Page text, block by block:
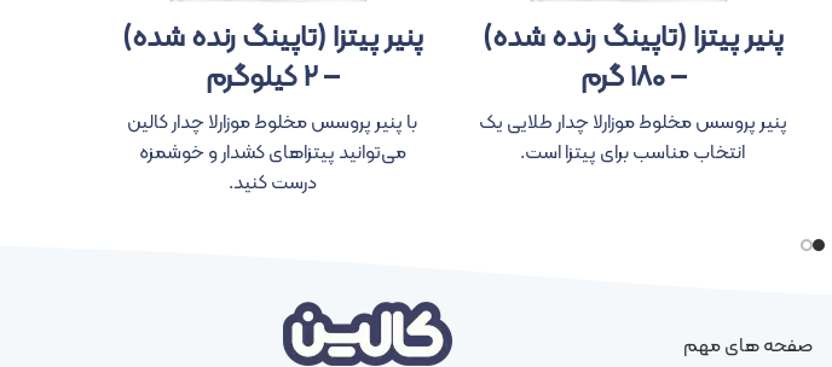
پنیر پیتزا (تاپینگ رنده شده)
– ۱۸۰ گرم
پنیر پروسس مخلوط موزارلا چدار طلایی یک
انتخاب مناسب برای پیتزا است.
پنیر پیتزا (تاپینگ رنده شده)
– ۲ کیلوگرم
با پنیر پروسس مخلوط موزارلا چدار کالین
می‌توانید پیتزاهای کشدار و خوشمزه
درست کنید.
صفحه های مهم